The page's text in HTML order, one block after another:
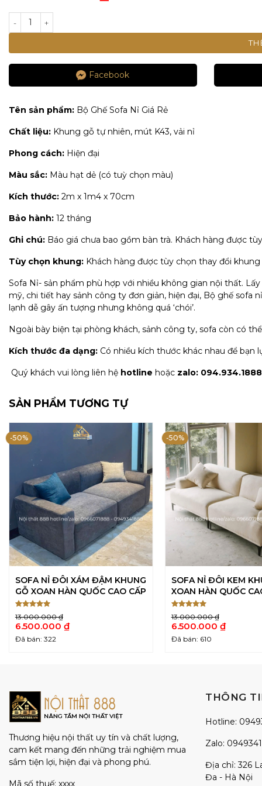
9.000.000 ₫.
hiện
tại
là:
BỘ SOFA NỈ HIỆN ĐẠI TÙY CHỌN KHUNG - XÁM ĐẬM số lượng
Facebook
Tên sản phẩm: Bộ Ghế Sofa Nỉ Giá Rẻ
Chất liệu: Khung gỗ tự nhiên, mút K43, vải nỉ
Phong cách: Hiện đại
Màu sắc: Màu hạt dẻ (có tuỳ chọn màu)
Kích thước: 2m x 1m4 x 70cm
Bảo hành: 12 tháng
Ghi chú: Báo giá chưa bao gồm bàn trà. Khách hàng được
Tùy chọn khung: Khách hàng được tùy chọn thay đổi
Sofa Nỉ- sản phẩm phù hợp với nhiều không gian nội thất.
mỹ, chi tiết hay sảnh công ty đơn giản, hiện đại, Bộ ghế
lạnh dễ gây ấn tượng nhưng không quá ‘chói’.
Ngoài bày biện tại phòng khách, sảnh công ty, sofa còn có
Kích thước đa dạng: Có nhiều kích thước khác nhau để bạn
Quý khách vui lòng liên hệ hotline hoặc zalo: 094.934.1888
SẢN PHẨM TƯƠNG TỰ
-50%
SOFA NỈ ĐÔI XÁM ĐẬM KHUNG
GỖ XOAN HÀN QUỐC CAO CẤP
Được xếp
hạng55
sao
13.000.000₫
Giá
gốc
là:
6.500.000 ₫
Giá
Đã bán: 322
-50%
SOFA NỈ ĐÔI KEM
XOAN HÀN QUỐC
Được xếp
hạng55
sao
13.000.000₫
Giá
gốc
là:
6.500.000 ₫
Giá
Đã bán: 610
Thương hiệu nội thất uy tín và chất lượng,
cam kết mang đến những trải nghiệm mua
sắm tiện lợi, hiện đại và phong phú.
Mã số thuế: xxxx
THÔNG
Hotline:
Zalo:
Địa chỉ: 326
Đa - Hà Nội